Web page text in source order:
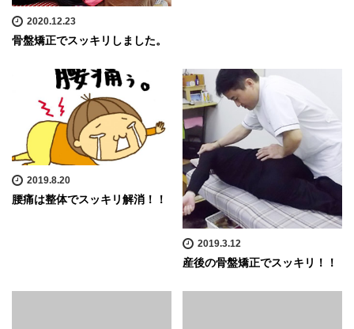
2020.12.23
骨盤矯正でスッキリしました。
2019.8.20
腰痛は整体でスッキリ解消！！
2019.3.12
産後の骨盤矯正でスッキリ！！